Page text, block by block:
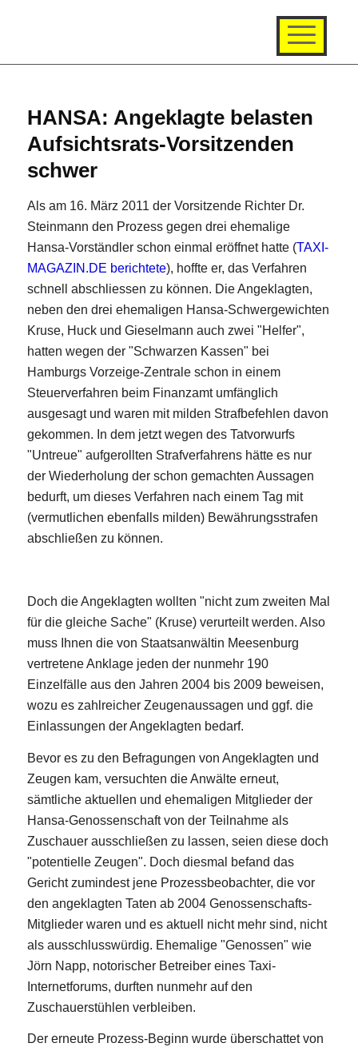
HANSA: Angeklagte belasten
Aufsichtsrats-Vorsitzenden
schwer
Als am 16. März 2011 der Vorsitzende Richter Dr.
Steinmann den Prozess gegen drei ehemalige
Hansa-Vorständler schon einmal eröffnet hatte (TAXI-
MAGAZIN.DE berichtete), hoffte er, das Verfahren
schnell abschliessen zu können. Die Angeklagten,
neben den drei ehemaligen Hansa-Schwergewichten
Kruse, Huck und Gieselmann auch zwei "Helfer",
hatten wegen der "Schwarzen Kassen" bei
Hamburgs Vorzeige-Zentrale schon in einem
Steuerverfahren beim Finanzamt umfänglich
ausgesagt und waren mit milden Strafbefehlen davon
gekommen. In dem jetzt wegen des Tatvorwurfs
"Untreue" aufgerollten Strafverfahrens hätte es nur
der Wiederholung der schon gemachten Aussagen
bedurft, um dieses Verfahren nach einem Tag mit
(vermutlichen ebenfalls milden) Bewährungsstrafen
abschließen zu können.
Doch die Angeklagten wollten "nicht zum zweiten Mal
für die gleiche Sache" (Kruse) verurteilt werden. Also
muss Ihnen die von Staatsanwältin Meesenburg
vertretene Anklage jeden der nunmehr 190
Einzelfälle aus den Jahren 2004 bis 2009 beweisen,
wozu es zahlreicher Zeugenaussagen und ggf. die
Einlassungen der Angeklagten bedarf.
Bevor es zu den Befragungen von Angeklagten und
Zeugen kam, versuchten die Anwälte erneut,
sämtliche aktuellen und ehemaligen Mitglieder der
Hansa-Genossenschaft von der Teilnahme als
Zuschauer ausschließen zu lassen, seien diese doch
"potentielle Zeugen". Doch diesmal befand das
Gericht zumindest jene Prozessbeobachter, die vor
den angeklagten Taten ab 2004 Genossenschafts-
Mitglieder waren und es aktuell nicht mehr sind, nicht
als ausschlusswürdig. Ehemalige "Genossen" wie
Jörn Napp, notorischer Betreiber eines Taxi-
Internetforums, durften nunmehr auf den
Zuschauerstühlen verbleiben.
Der erneute Prozess-Beginn wurde überschattet von